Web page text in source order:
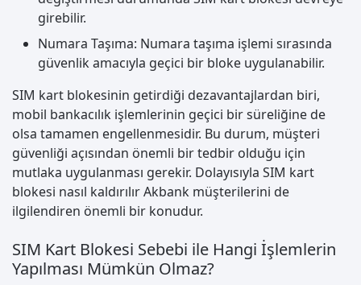
girebilir.
Numara Taşıma: Numara taşıma işlemi sırasında
güvenlik amacıyla geçici bir bloke uygulanabilir.
SIM kart blokesinin getirdiği dezavantajlardan biri,
mobil bankacılık işlemlerinin geçici bir süreliğine de
olsa tamamen engellenmesidir. Bu durum, müşteri
güvenliği açısından önemli bir tedbir olduğu için
mutlaka uygulanması gerekir. Dolayısıyla SIM kart
blokesi nasıl kaldırılır Akbank müşterilerini de
ilgilendiren önemli bir konudur.
SIM Kart Blokesi Sebebi ile Hangi İşlemlerin
Yapılması Mümkün Olmaz?